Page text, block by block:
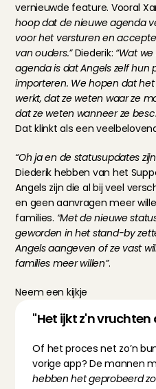
vernieuwde feature. Vooral
hoop dat de nieuwe agenda
voor het versturen en
van ouders.” Diederik: “Wat
agenda is dat Angels zelf hun
importeren. We hopen dat
werkt, dat ze weten waar ze
dat ze weten wanneer ze
Dat klinkt als een
“Oh ja en de statusupdates
Diederik hebben van het
Angels zijn die al bij veel
en geen aanvragen meer
families. “Met de nieuwe
geworden in het stand-by
Angels aangeven of ze vast
families meer willen”.
Neem een kijkje
"Het ijkt z'n vruchten
Of het proces net zo’n
vorige app? De mannen
hebben het geprobeerd